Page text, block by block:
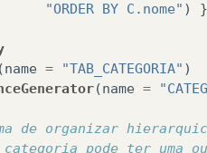
"ORDER BY C.nome" )
(name = "TAB_CATEGORIA" )
(name =
de organizar
categoria pode ter uma